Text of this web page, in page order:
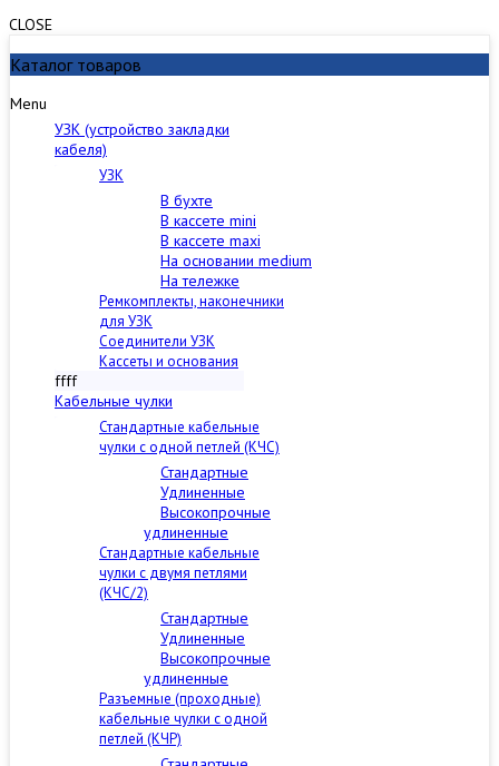
CLOSE
Каталог товаров
Menu
УЗК (устройство закладки
кабеля)
УЗК
В бухте
В кассете mini
В кассете maxi
На основании medium
На тележке
Ремкомплекты, наконечники
для УЗК
Соединители УЗК
Кассеты и основания
ffff
Кабельные чулки
Стандартные кабельные
чулки c одной петлей (КЧС)
Стандартные
Удлиненные
Высокопрочные
удлиненные
Стандартные кабельные
чулки с двумя петлями
(КЧС/2)
Стандартные
Удлиненные
Высокопрочные
удлиненные
Разъемные (проходные)
кабельные чулки с одной
петлей (КЧР)